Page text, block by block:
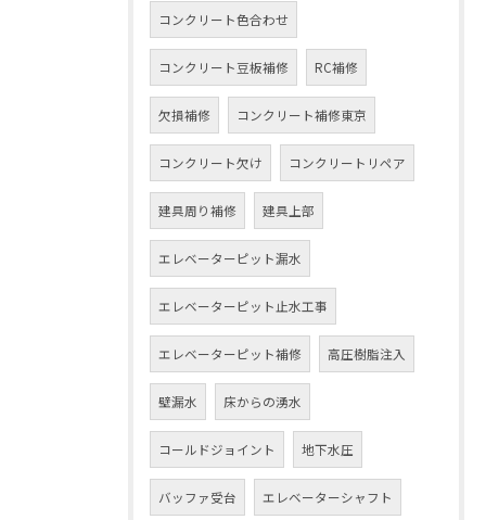
コンクリート色合わせ
コンクリート豆板補修 RC補修
欠損補修 コンクリート補修東京
コンクリート欠け コンクリートリペア
建具周り補修 建具上部
エレベーターピット漏水
エレベーターピット止水工事
エレベーターピット補修 高圧樹脂注入
壁漏水 床からの湧水
コールドジョイント 地下水圧
バッファ受台 エレベーターシャフト